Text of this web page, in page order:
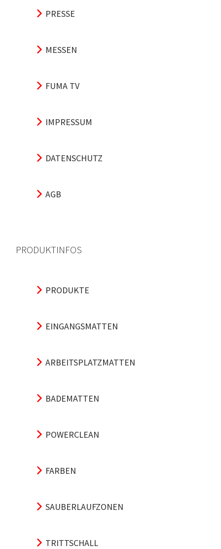
PRESSE
MESSEN
FUMA TV
IMPRESSUM
DATENSCHUTZ
AGB
PRODUKTINFOS
PRODUKTE
EINGANGSMATTEN
ARBEITSPLATZMATTEN
BADEMATTEN
POWERCLEAN
FARBEN
SAUBERLAUFZONEN
TRITTSCHALL